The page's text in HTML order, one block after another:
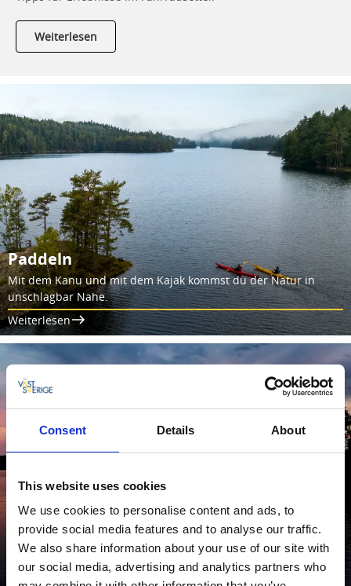
Consent Details About
This website uses cookies
We use cookies to personalise content and ads, to
provide social media features and to analyse our traffic.
We also share information about your use of our site with
our social media, advertising and analytics partners who
Weiterlesen
Paddeln
Mit dem Kanu und mit dem Kajak kommst du der Natur in
unschlagbar Nahe.
Weiterlesen
Angeln
Finde eine Angelaktivität für deine Familie und deine Freunde.